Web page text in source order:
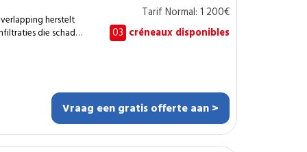
herstelt
die schade
die passen
Tarif Normal: 1 200€
03 créneaux disponibles
Vraag een gratis offerte aan >